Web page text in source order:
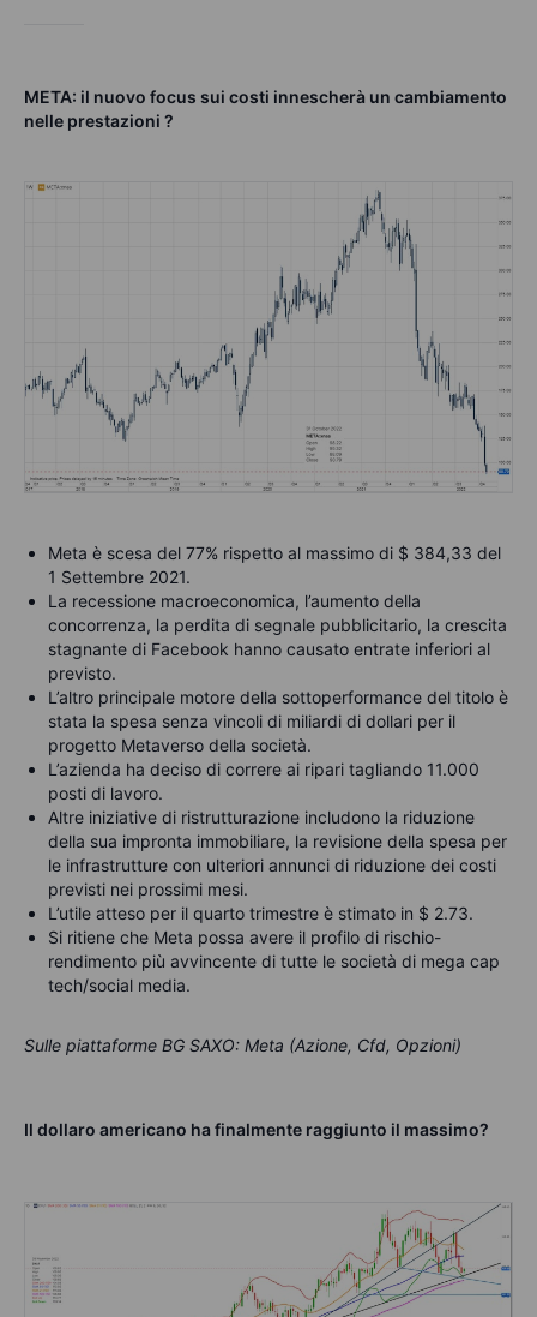
META: il nuovo focus sui costi innescherà un cambiamento
nelle prestazioni ?
Meta è scesa del 77% rispetto al massimo di $ 384,33 del
1 Settembre 2021.
La recessione macroeconomica, l’aumento della
concorrenza, la perdita di segnale pubblicitario, la crescita
stagnante di Facebook hanno causato entrate inferiori al
previsto.
L’altro principale motore della sottoperformance del titolo è
stata la spesa senza vincoli di miliardi di dollari per il
progetto Metaverso della società.
L’azienda ha deciso di correre ai ripari tagliando 11.000
posti di lavoro.
Altre iniziative di ristrutturazione includono la riduzione
della sua impronta immobiliare, la revisione della spesa per
le infrastrutture con ulteriori annunci di riduzione dei costi
previsti nei prossimi mesi.
L’utile atteso per il quarto trimestre è stimato in $ 2.73.
Si ritiene che Meta possa avere il profilo di rischio-
rendimento più avvincente di tutte le società di mega cap
tech/social media.
Sulle piattaforme BG SAXO: Meta (Azione, Cfd, Opzioni)
Il dollaro americano ha finalmente raggiunto il massimo?